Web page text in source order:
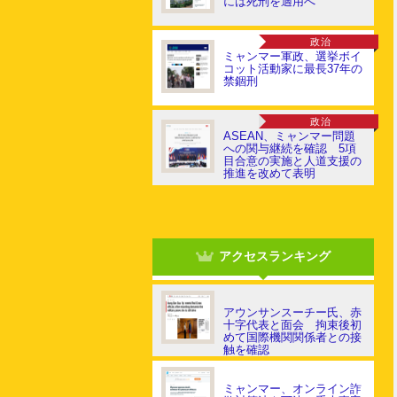
政治
ミャンマー軍政、選挙ボイ
コット活動家に最長37年の
禁錮刑
政治
ASEAN、ミャンマー問題
への関与継続を確認 5項
目合意の実施と人道支援の
推進を改めて表明
アクセスランキング
アウンサンスーチー氏、赤
十字代表と面会 拘束後初
めて国際機関関係者との接
触を確認
ミャンマー、オンライン詐